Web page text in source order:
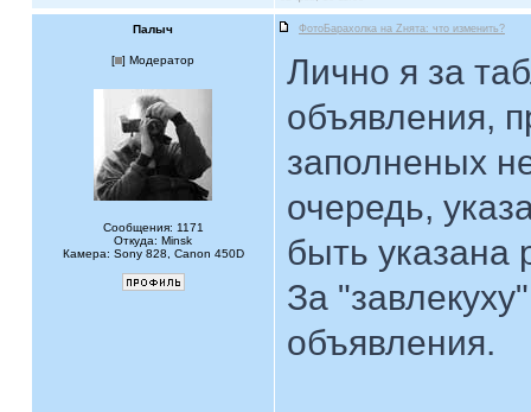
Палыч ФотоБарахолка на Zнята: что изменить?
[ ] Модератор
Сообщения: 1171
Откуда: Minsk
Камера: Sony 828, Canon 450D
Лично я за
объявления,
заполненых
очередь,
быть указана
За
объявления.